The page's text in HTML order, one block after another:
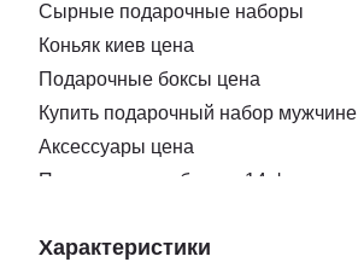
Сырные подарочные наборы
Коньяк киев цена
Подарочные боксы цена
Купить подарочный набор мужчине
Аксессуары цена
Подарочные наборы к 14 февраля
Купить подарок ко дню влюбленных
Характеристики